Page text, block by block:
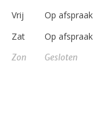
Vrij
Zat
Zon
Op afspraak
Op afspraak
Gesloten